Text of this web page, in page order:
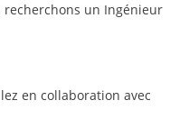
recherchons un Ingénieur
en collaboration avec